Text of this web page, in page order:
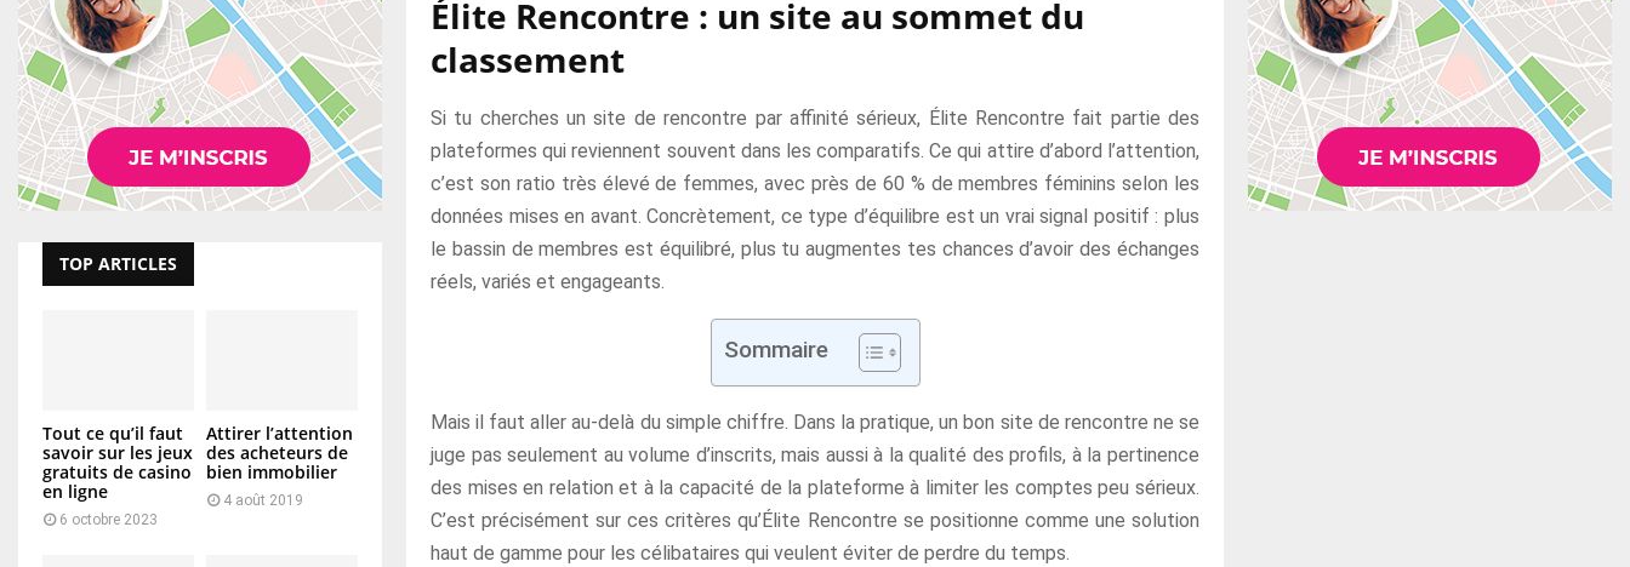
Élite Rencontre : un site au sommet du
classement
Si tu cherches un site de rencontre par affinité sérieux, Élite Rencontre fait partie des
plateformes qui reviennent souvent dans les comparatifs. Ce qui attire d’abord l’attention,
c’est son ratio très élevé de femmes, avec près de 60 % de membres féminins selon les
données mises en avant. Concrètement, ce type d’équilibre est un vrai signal positif : plus
le bassin de membres est équilibré, plus tu augmentes tes chances d’avoir des échanges
réels, variés et engageants.
Sommaire
Mais il faut aller au-delà du simple chiffre. Dans la pratique, un bon site de rencontre ne se
juge pas seulement au volume d’inscrits, mais aussi à la qualité des profils, à la pertinence
des mises en relation et à la capacité de la plateforme à limiter les comptes peu sérieux.
C’est précisément sur ces critères qu’Élite Rencontre se positionne comme une solution
haut de gamme pour les célibataires qui veulent éviter de perdre du temps.
TOP ARTICLES
Tout ce qu’il faut
savoir sur les jeux
gratuits de casino
en ligne
6 octobre 2023
Attirer l’attention
des acheteurs de
bien immobilier
4 août 2019